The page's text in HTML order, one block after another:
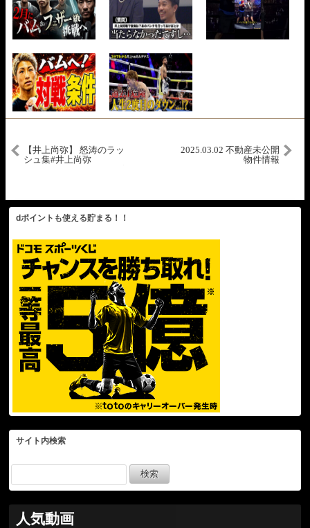
【井上尚弥】 怒涛のラッ
シュ集#井上尚弥
2025.03.02 不動産未公開
物件情報
dポイントも使える貯まる！！
サイト内検索
人気動画